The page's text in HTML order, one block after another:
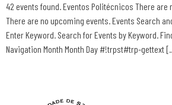
42 events found. Eventos Politécnicos There are
There are no upcoming events. Events Search
Enter Keyword. Search for Events by Keyword.
Navigation Month Month Day #!trpst#trp-gettext